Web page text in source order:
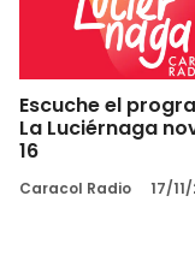
Escuche el
La Luciérnaga
16
Caracol Radio 17/11/